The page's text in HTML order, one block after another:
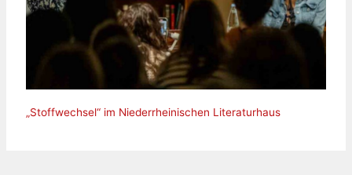
„Stoffwechsel“ im Niederrheinischen Literaturhaus